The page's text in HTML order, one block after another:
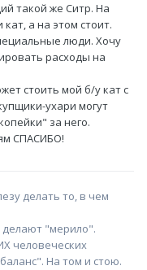
такой же Ситр. На
а на этом стоит.
люди. Хочу
расходы на
стоить мой б/у кат с
ухари могут
за него.
СПАСИБО!
делать то, в чем
делают "мерило".
человеческих
На том и стою.